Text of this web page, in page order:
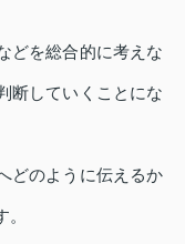
どを総合的に考えな
断していくことにな
どのように伝えるか